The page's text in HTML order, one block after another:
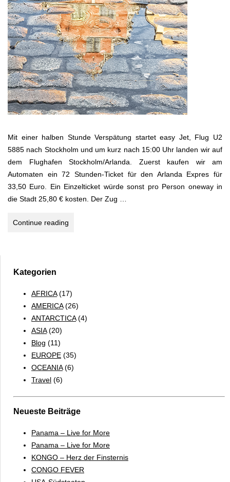
Mit einer halben Stunde Verspätung startet easy Jet, Flug U2
5885 nach Stockholm und um kurz nach 15:00 Uhr landen wir auf
dem Flughafen Stockholm/Arlanda. Zuerst kaufen wir am
Automaten ein 72 Stunden-Ticket für den Arlanda Expres für
33,50 Euro. Ein Einzelticket würde sonst pro Person oneway in
die Stadt 25,80 € kosten. Der Zug …
Continue reading
Kategorien
AFRICA(17)
AMERICA(26)
ANTARCTICA(4)
ASIA(20)
Blog (11)
EUROPE (35)
OCEANIA(6)
Travel (6)
Neueste Beiträge
Panama – Live for More
Panama – Live for More
KONGO – Herz der Finsternis
CONGO FEVER